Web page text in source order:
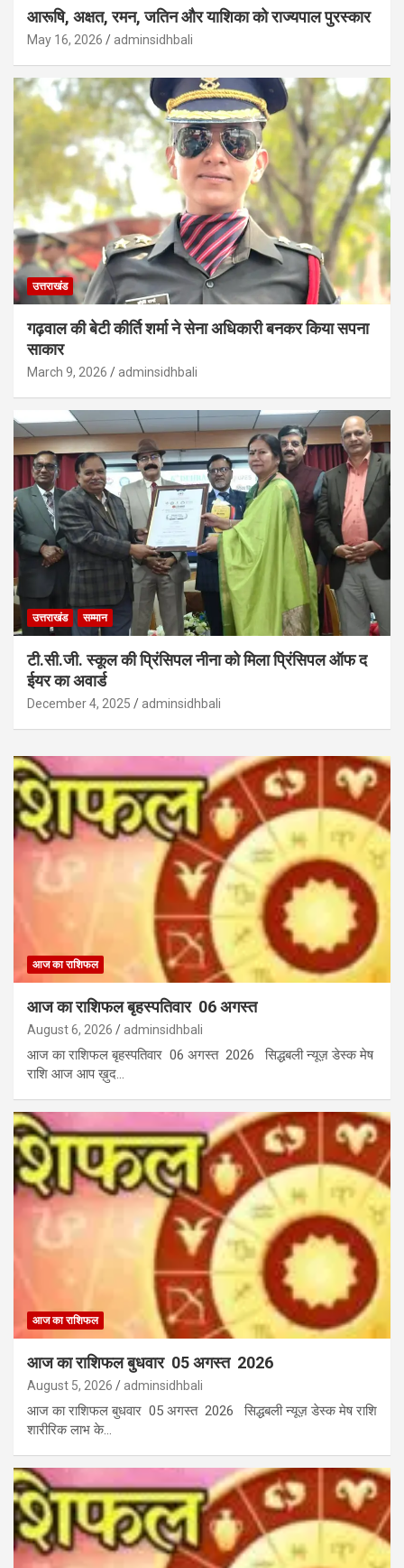
आरूषि, अक्षत, रमन, जतिन और याशिका को राज्यपाल पुरस्कार
May 16, 2026 adminsidhbali
उत्तराखंड
गढ़वाल की बेटी कीर्ति शर्मा ने सेना अधिकारी बनकर किया सपना
साकार
March 9, 2026 adminsidhbali
उत्तराखंड सम्मान
टी.सी.जी. स्कूल की प्रिंसिपल नीना को मिला प्रिंसिपल ऑफ द
ईयर का अवार्ड
December 4, 2025 adminsidhbali
आज का राशिफल
आज का राशिफल बृहस्पतिवार 06 अगस्त
August 6, 2026 adminsidhbali
आज का राशिफल बृहस्पतिवार 06 अगस्त 2026 सिद्धबली न्यूज़ डेस्क मेष
राशि आज आप ख़ुद…
आज का राशिफल
आज का राशिफल बुधवार 05 अगस्त 2026
August 5, 2026 adminsidhbali
आज का राशिफल बुधवार 05 अगस्त 2026 सिद्धबली न्यूज़ डेस्क मेष राशि
शारीरिक लाभ के…